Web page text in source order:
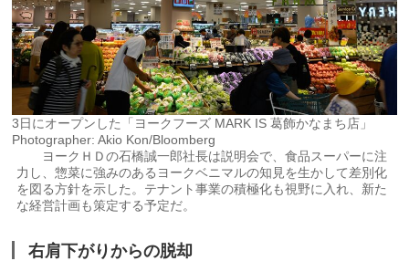
3日にオープンした「ヨークフーズ MARK IS 葛飾かなまち店」
Photographer: Akio Kon/Bloomberg
ヨークＨＤの石橋誠一郎社長は説明会で、食品スーパーに注
力し、惣菜に強みのあるヨークベニマルの知見を生かして差別化
を図る方針を示した。テナント事業の積極化も視野に入れ、新た
な経営計画も策定する予定だ。
右肩下がりからの脱却